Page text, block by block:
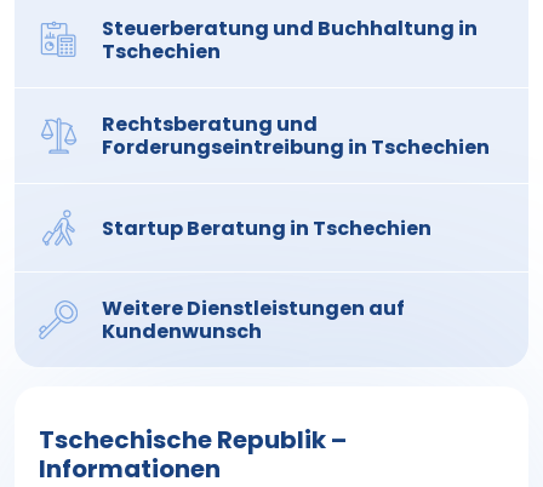
Steuerberatung und Buchhaltung in
Tschechien
Rechtsberatung und
Forderungseintreibung in Tschechien
Startup Beratung in Tschechien
Weitere Dienstleistungen auf
Kundenwunsch
Tschechische Republik –
Informationen